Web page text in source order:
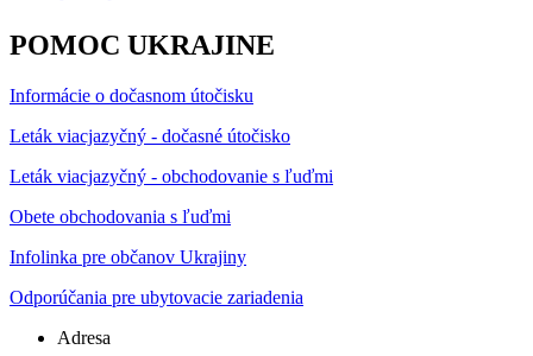
POMOC UKRAJINE
Informácie o dočasnom útočisku
Leták viacjazyčný - dočasné útočisko
Leták viacjazyčný - obchodovanie s ľuďmi
Obete obchodovania s ľuďmi
Infolinka pre občanov Ukrajiny
Odporúčania pre ubytovacie zariadenia
Adresa